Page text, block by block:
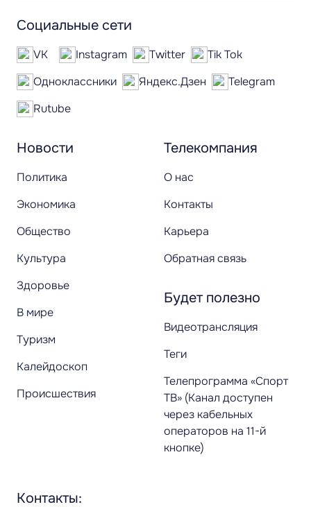
Новости
Политика
Экономика
Общество
Культура
Здоровье
В мире
Туризм
Калейдоскоп
Происшествия
Телекомпания
О нас
Контакты
Карьера
Обратная связь
Будет полезно
Видеотрансляция
Теги
Телепрограмма «Спорт
ТВ» (Канал доступен
через кабельных
операторов на 11-й
кнопке)
Социальные сети
VK Instagram Twitter
Tik Tok
Одноклассники
Яндекс.Дзен
Telegram
Rutube
Контакты: